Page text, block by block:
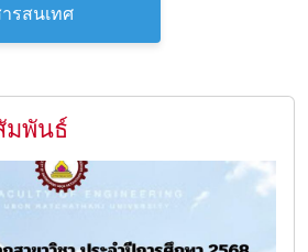
รสนเทศ
มพันธ์